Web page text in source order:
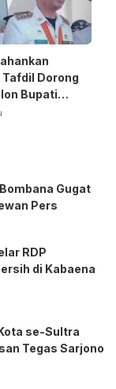
Dorong
Bupati
Gugat
Pers
RDP
di Kabaena
se-Sultra
Tegas Sarjono